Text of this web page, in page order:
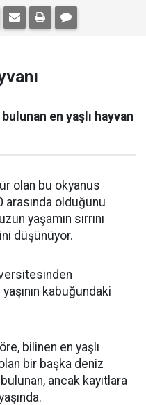
en yaşlı hayvan
olan bu okyanus
arasında olduğunu
yaşamın sırrını
düşünüyor.
yaşının kabuğundaki
bilinen en yaşlı
bir başka deniz
ancak kayıtlara